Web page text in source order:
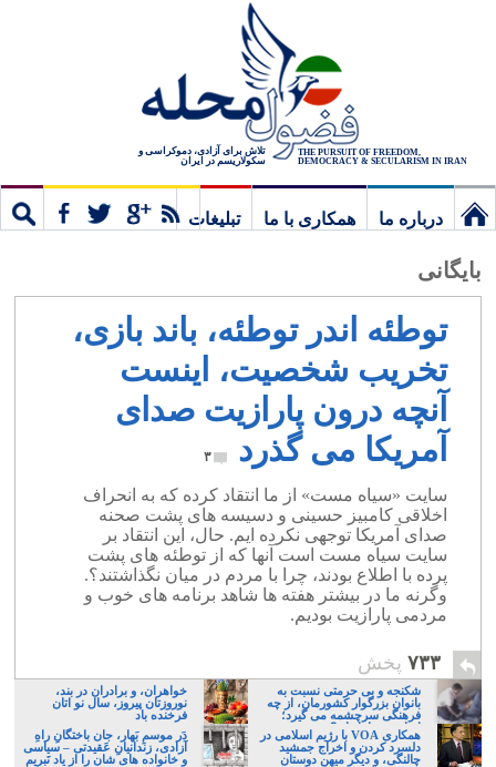
THE PURSUIT OF FREEDOM,
DEMOCRACY & SECULARISM IN IRAN
تلاش برای آزادی، دموکراسی و
سکولاریسم در ایران
درباره ما همکاری با ما
تبلیغات
بایگانی
توطئه اندر توطئه، باند بازی،
تخریب شخصیت، اینست
آنچه درون پارازیت صدای
آمریکا می گذرد
۳
سایت «سیاه مست» از ما انتقاد کرده که به انحراف
اخلاقی کامبیز حسینی و دسیسه های پشت صحنه
صدای آمریکا توجهی نکرده ایم. حال، این انتقاد بر
سایت سیاه مست است آنها که از توطئه های پشت
پرده با اطلاع بودند، چرا با مردم در میان نگذاشتند؟.
وگرنه ما در بیشتر هفته ها شاهد برنامه های خوب و
مردمی پارازیت بودیم.
۷۳۳ پخش
شکنجه و بی حرمتی نسبت به
بانوان بزرگوار کشورمان، از چه
فرهنگی سرچشمه می گیرد؛
ایرانی، و یا تازیان؟
خواهران، و برادران در بند،
نوروزتان پیروز، سال نو اتان
فرخنده باد
‎همکاری VOA با رژیم اسلامی در
دلسرد کردن و اخراج جمشید
چالنگی، و دیگر میهن دوستان
دَر موسمِ بَهار، جان باختگانِ راهِ
آزادی، زندانیانِ عَقیدتی – سیاسی
و خانواده های شان را از یاد نَبریم